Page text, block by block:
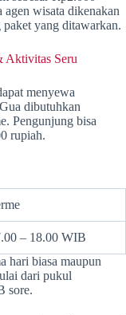
agen wisata dikenakan
paket yang ditawarkan.
Aktivitas Seru
menyewa
dibutuhkan
Pengunjung bisa
rupiah.
– 18.00 WIB
hari biasa maupun
dari pukul
sore.